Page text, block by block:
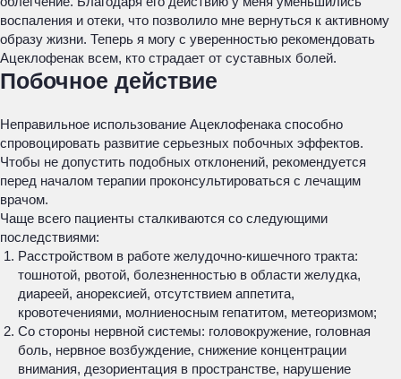
воспаления и отеки, что позволило мне вернуться к активному
образу жизни. Теперь я могу с уверенностью рекомендовать
Ацеклофенак всем, кто страдает от суставных болей.
Побочное действие
Неправильное использование Ацеклофенака способно
спровоцировать развитие серьезных побочных эффектов.
Чтобы не допустить подобных отклонений, рекомендуется
перед началом терапии проконсультироваться с лечащим
врачом.
Чаще всего пациенты сталкиваются со следующими
последствиями:
Расстройством в работе желудочно-кишечного тракта:
тошнотой, рвотой, болезненностью в области желудка,
диареей, анорексией, отсутствием аппетита,
кровотечениями, молниеносным гепатитом, метеоризмом;
Со стороны нервной системы: головокружение, головная
боль, нервное возбуждение, снижение концентрации
внимания, дезориентация в пространстве, нарушение